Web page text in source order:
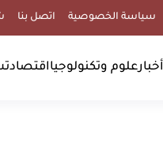
سياسة الخصوصية اتصل بنا
أخبارعلوم وتكنولوجيااقتصاد